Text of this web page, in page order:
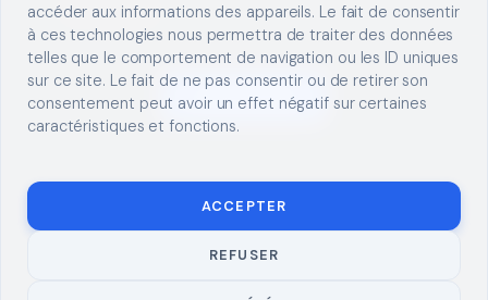
accéder aux informations des appareils. Le fait de consentir
à ces technologies nous permettra de traiter des données
telles que le comportement de navigation ou les ID uniques
sur ce site. Le fait de ne pas consentir ou de retirer son
consentement peut avoir un effet négatif sur certaines
caractéristiques et fonctions.
ACCEPTER
REFUSER
S'INSCRIRE